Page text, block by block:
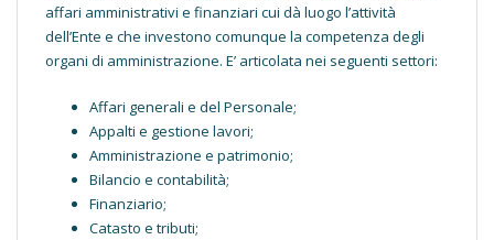
affari amministrativi e finanziari cui dà luogo l’attività
dell’Ente e che investono comunque la competenza degli
organi di amministrazione. E’ articolata nei seguenti settori:
Affari generali e del Personale;
Appalti e gestione lavori;
Amministrazione e patrimonio;
Bilancio e contabilità;
Finanziario;
Catasto e tributi;